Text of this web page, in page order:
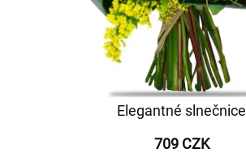
Elegantné slnečnice
709 CZK